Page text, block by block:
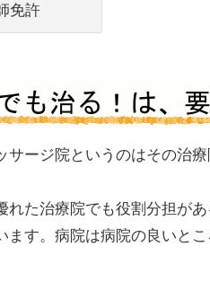
免許
サージ院というのはその治
れた治療院でも役割分担が
ます。病院は病院の良いと